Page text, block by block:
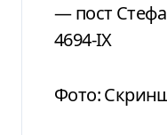
— пост
4694-IX
Фото: